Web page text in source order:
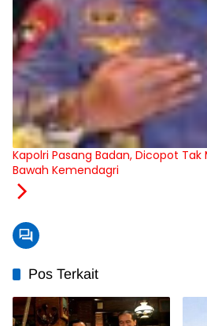
Kapolri Pasang Badan, Dicopot Tak
Bawah Kemendagri
Pos Terkait